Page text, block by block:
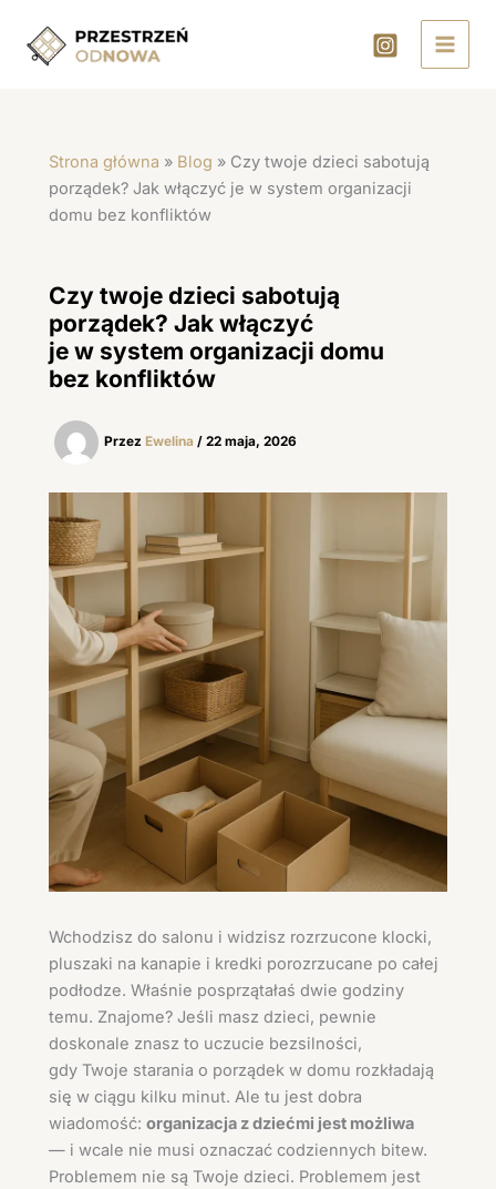
treści
Strona główna » Blog » Czy twoje dzieci sabotują
porządek? Jak włączyć je w system organizacji
domu bez konfliktów
Czy twoje dzieci sabotują
porządek? Jak włączyć
je w system organizacji domu
bez konfliktów
Przez Ewelina / 22 maja, 2026
Wchodzisz do salonu i widzisz rozrzucone klocki,
pluszaki na kanapie i kredki porozrzucane po całej
podłodze. Właśnie posprzątałaś dwie godziny
temu. Znajome? Jeśli masz dzieci, pewnie
doskonale znasz to uczucie bezsilności,
gdy Twoje starania o porządek w domu rozkładają
się w ciągu kilku minut. Ale tu jest dobra
wiadomość: organizacja z dziećmi jest możliwa
— i wcale nie musi oznaczać codziennych bitew.
Problemem nie są Twoje dzieci. Problemem jest